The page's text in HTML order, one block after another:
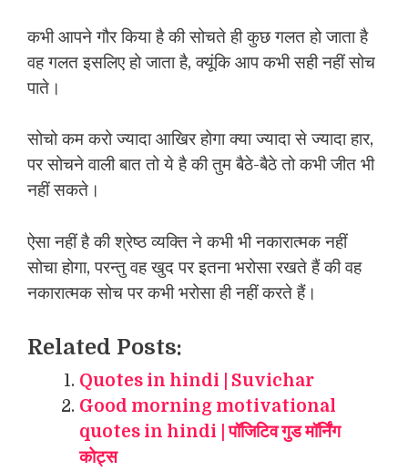
कभी आपने गौर किया है की सोचते ही कुछ गलत हो जाता है
वह गलत इसलिए हो जाता है, क्यूंकि आप कभी सही नहीं सोच
पाते।
सोचो कम करो ज्यादा आखिर होगा क्या ज्यादा से ज्यादा हार,
पर सोचने वाली बात तो ये है की तुम बैठे-बैठे तो कभी जीत भी
नहीं सकते।
ऐसा नहीं है की श्रेष्ठ व्यक्ति ने कभी भी नकारात्मक नहीं
सोचा होगा, परन्तु वह खुद पर इतना भरोसा रखते हैं की वह
नकारात्मक सोच पर कभी भरोसा ही नहीं करते हैं।
Related Posts:
Quotes in hindi | Suvichar
Good morning motivational
quotes in hindi | पॉजिटिव गुड मॉर्निंग
कोट्स